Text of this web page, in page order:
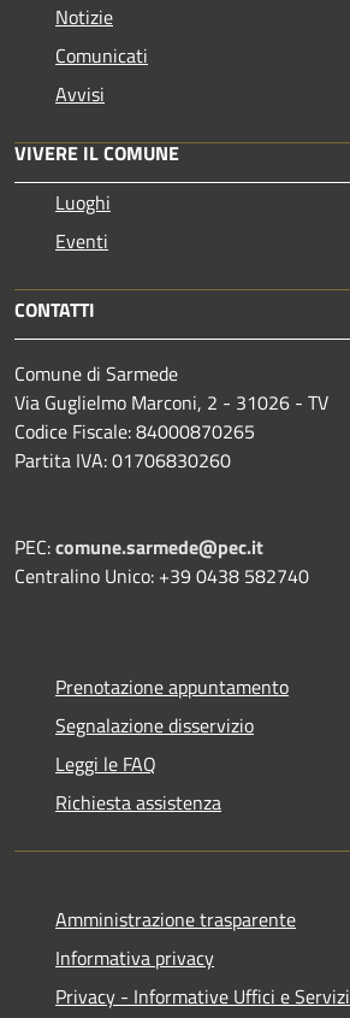
Notizie
Comunicati
Avvisi
VIVERE IL COMUNE
Luoghi
Eventi
CONTATTI
Comune di Sarmede
Via Guglielmo Marconi, 2 - 31026 - TV
Codice Fiscale: 84000870265
Partita IVA: 01706830260
PEC:comune.sarmede@pec.it
Centralino Unico: +39 0438 582740
Prenotazione appuntamento
Segnalazione disservizio
Leggi le FAQ
Richiesta assistenza
Amministrazione trasparente
Informativa privacy
Privacy - Informative Uffici e Servizi